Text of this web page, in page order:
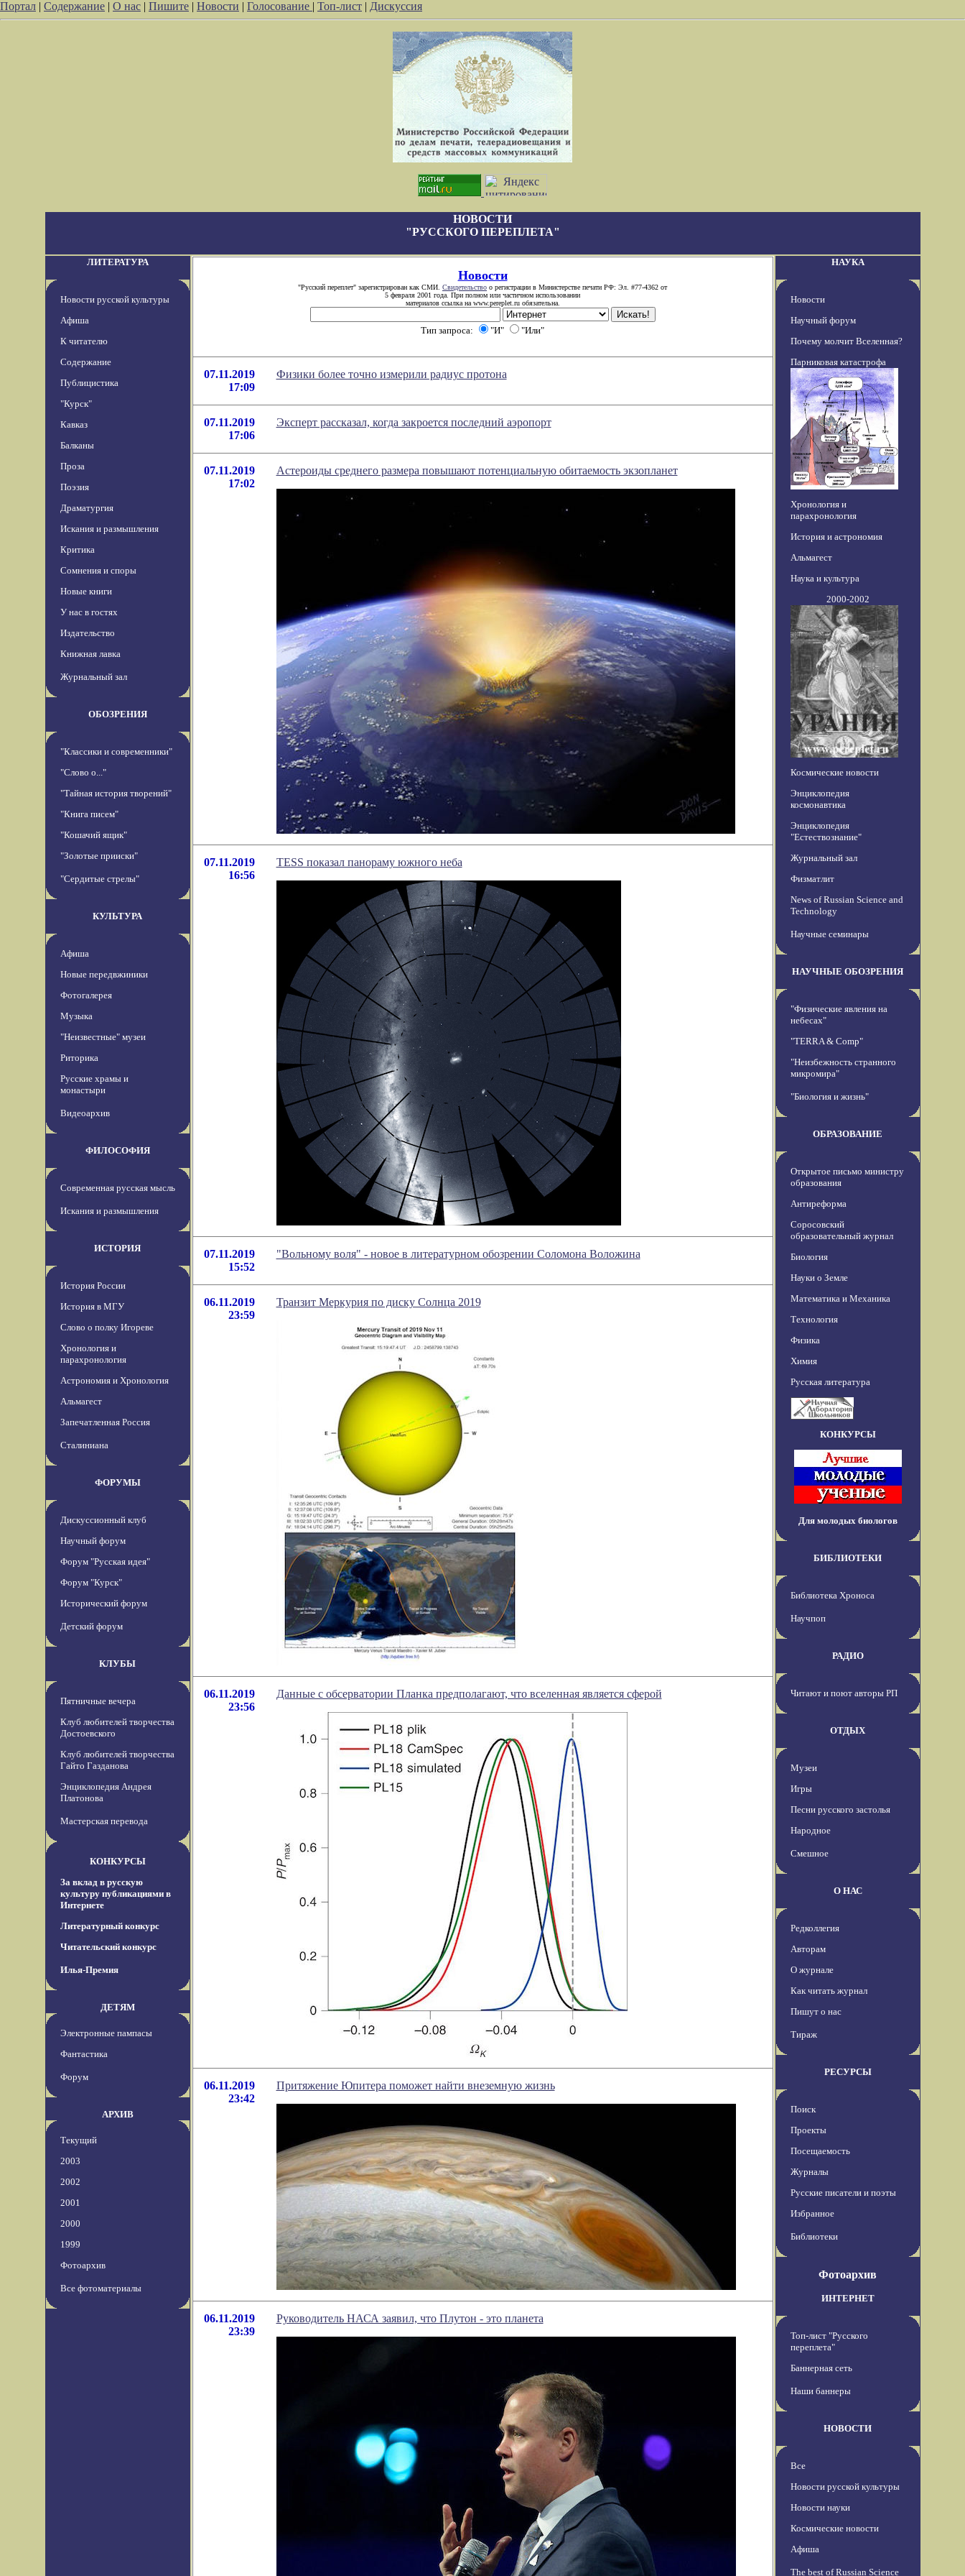
Портал | Содержание | О нас | Пишите | Новости | Голосование | Топ-лист | Дискуссия
НОВОСТИ
"РУССКОГО ПЕРЕПЛЕТА"
ЛИТЕРАТУРА
Новости русской культуры
Афиша
К читателю
Содержание
Публицистика
"Курск"
Кавказ
Балканы
Проза
Поэзия
Драматургия
Искания и размышления
Критика
Сомнения и споры
Новые книги
У нас в гостях
Издательство
Книжная лавка
Журнальный зал
ОБОЗРЕНИЯ
"Классики и современники"
"Слово о..."
"Тайная история творений"
"Книга писем"
"Кошачий ящик"
"Золотые прииски"
"Сердитые стрелы"
КУЛЬТУРА
Афиша
Новые передвжиники
Фотогалерея
Музыка
"Неизвестные" музеи
Риторика
Русские храмы и
монастыри
Видеоархив
ФИЛОСОФИЯ
Современная русская мысль
Искания и размышления
ИСТОРИЯ
История России
История в МГУ
Слово о полку Игореве
Хронология и
парахронология
Астрономия и Хронология
Альмагест
Запечатленная Россия
Сталиниана
ФОРУМЫ
Дискуссионный клуб
Научный форум
Форум "Русская идея"
Форум "Курск"
Исторический форум
Детский форум
КЛУБЫ
Пятничные вечера
Клуб любителей творчества
Достоевского
Клуб любителей творчества
Гайто Газданова
Энциклопедия Андрея
Платонова
Мастерская перевода
КОНКУРСЫ
За вклад в русскую
культуру публикациями в
Интернете
Литературный конкурс
Читательский конкурс
Илья-Премия
ДЕТЯМ
Электронные пампасы
Фантастика
Форум
АРХИВ
Текущий
2003
2002
2001
2000
1999
Фотоархив
Все фотоматериалы
Новости
"Русский переплет" зарегистрирован как СМИ. Свидетельство о регистрации в Министерстве печати РФ: Эл. #77-4362 от
5 февраля 2001 года. При полном или частичном использовании
материалов ссылка на www.pereplet.ru обязательна.
Тип запроса: "И" "Или"
07.11.2019
17:09
Физики более точно измерили радиус протона
07.11.2019
17:06
Эксперт рассказал, когда закроется последний аэропорт
07.11.2019
17:02
Астероиды среднего размера повышают потенциальную обитаемость экзопланет
07.11.2019
16:56
TESS показал панораму южного неба
07.11.2019
15:52
"Вольному воля" - новое в литературном обозрении Соломона Воложина
06.11.2019
23:59
Транзит Меркурия по диску Солнца 2019
06.11.2019
23:56
Данные с обсерватории Планка предполагают, что вселенная является сферой
06.11.2019
23:42
Притяжение Юпитера поможет найти внеземную жизнь
06.11.2019
23:39
Руководитель НАСА заявил, что Плутон - это планета
НАУКА
Новости
Научный форум
Почему молчит Вселенная?
Парниковая катастрофа
Хронология и
парахронология
История и астрономия
Альмагест
Наука и культура
2000-2002
Космические новости
Энциклопедия
космонавтика
Энциклопедия
"Естествознание"
Журнальный зал
Физматлит
News of Russian Science and
Technology
Научные семинары
НАУЧНЫЕ ОБОЗРЕНИЯ
"Физические явления на
небесах"
"TERRA & Comp"
"Неизбежность странного
микромира"
"Биология и жизнь"
ОБРАЗОВАНИЕ
Открытое письмо министру
образования
Антиреформа
Соросовский
образовательный журнал
Биология
Науки о Земле
Математика и Механика
Технология
Физика
Химия
Русская литература
КОНКУРСЫ
Для молодых биологов
БИБЛИОТЕКИ
Библиотека Хроноса
Научпоп
РАДИО
Читают и поют авторы РП
ОТДЫХ
Музеи
Игры
Песни русского застолья
Народное
Смешное
О НАС
Редколлегия
Авторам
О журнале
Как читать журнал
Пишут о нас
Тираж
РЕСУРСЫ
Поиск
Проекты
Посещаемость
Журналы
Русские писатели и поэты
Избранное
Библиотеки
Фотоархив
ИНТЕРНЕТ
Топ-лист "Русского
переплета"
Баннерная сеть
Наши баннеры
НОВОСТИ
Все
Новости русской культуры
Новости науки
Космические новости
Афиша
The best of Russian Science